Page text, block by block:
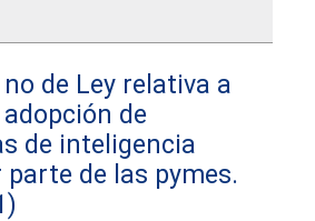
de Ley relativa a
de
de inteligencia
de las pymes.